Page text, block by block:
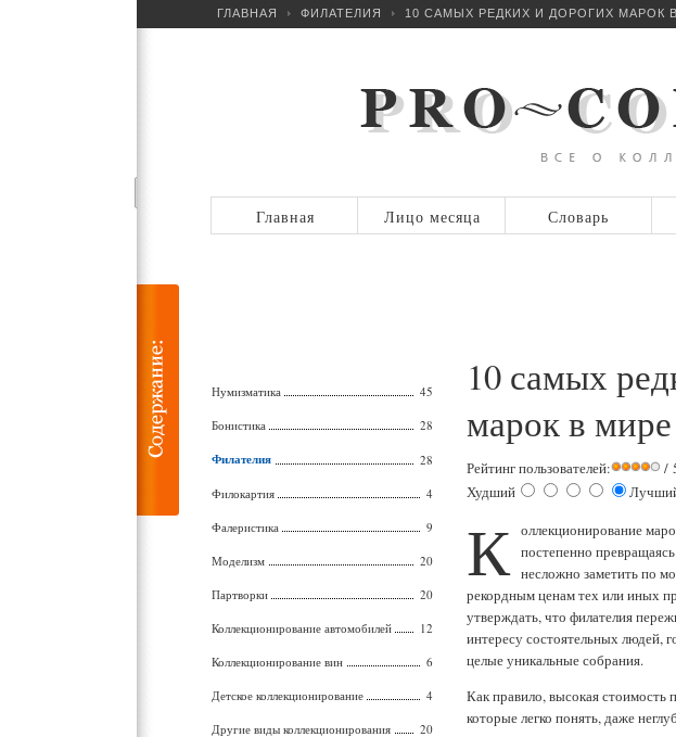
ГЛАВНАЯ ФИЛАТЕЛИЯ 10 САМЫХ РЕДКИХ И ДОРОГИХ МАРОК
Главная Лицо месяца Словарь
10 самых
марок в мире
Рейтинг пользователей:
/
Худший
К оллекционирование
постепенно
несложно заметить по
рекордным ценам тех или иных
утверждать, что филателия
интересу состоятельных людей,
целые уникальные собрания.
Как правило, высокая стоимость
которые легко понять, даже
Нумизматика 45
Бонистика 28
Филателия 28
Филокартия 4
Фалеристика 9
Моделизм 20
Партворки 20
Коллекционирование автомобилей 12
Коллекционирование вин 6
Детское коллекционирование 4
Другие виды коллекционирования 20